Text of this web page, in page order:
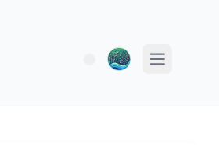
Open main